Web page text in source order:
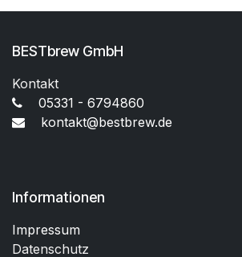
BESTbrew GmbH
Kontakt
05331 - 6794860
kontakt@bestbrew.de
Informationen
Impressum
Datenschutz